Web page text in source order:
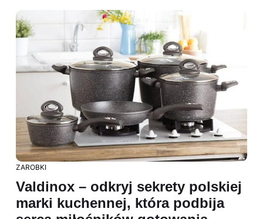
ZAROBKI
Valdinox – odkryj sekrety polskiej
marki kuchennej, która podbija